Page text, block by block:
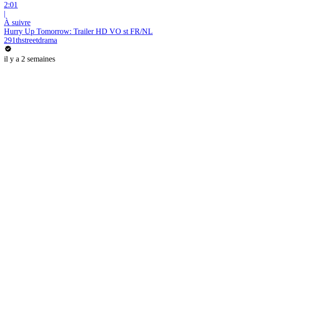
2:01
|
À suivre
Hurry Up Tomorrow: Trailer HD VO st FR/NL
291thstreetdrama
il y a 2 semaines